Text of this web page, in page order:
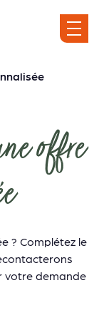
offre
? Complétez le
votre demande